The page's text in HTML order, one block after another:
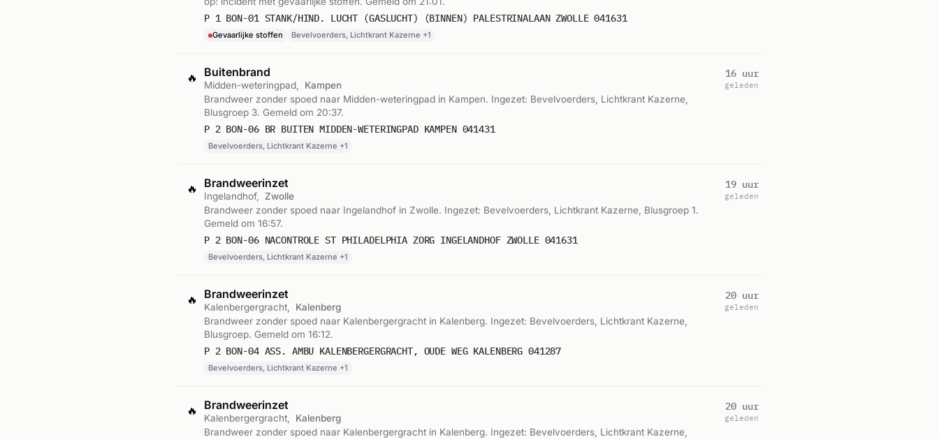
P 1 BON-01 STANK/HIND. LUCHT (GASLUCHT) (BINNEN) PALESTRINALAAN ZWOLLE 041631
Gevaarlijke stoffen Bevelvoerders, Lichtkrant Kazerne +1
🔥 Buitenbrand
Midden-weteringpad,
Kampen
Brandweer zonder spoed naar Midden-weteringpad in Kampen. Ingezet: Bevelvoerders, Lichtkrant Kazerne,
Blusgroep 3. Gemeld om 20:37.
P 2 BON-06 BR BUITEN MIDDEN-WETERINGPAD KAMPEN 041431
Bevelvoerders, Lichtkrant Kazerne +1
16 uur
geleden
🔥 Brandweerinzet
Ingelandhof, Zwolle
Brandweer zonder spoed naar Ingelandhof in Zwolle. Ingezet: Bevelvoerders, Lichtkrant Kazerne, Blusgroep 1.
Gemeld om 16:57.
P 2 BON-06 NACONTROLE ST PHILADELPHIA ZORG INGELANDHOF ZWOLLE 041631
Bevelvoerders, Lichtkrant Kazerne +1
19 uur
geleden
🔥 Brandweerinzet
Kalenbergergracht,
Kalenberg
Brandweer zonder spoed naar Kalenbergergracht in Kalenberg. Ingezet: Bevelvoerders, Lichtkrant Kazerne,
Blusgroep. Gemeld om 16:12.
P 2 BON-04 ASS. AMBU KALENBERGERGRACHT, OUDE WEG KALENBERG 041287
Bevelvoerders, Lichtkrant Kazerne +1
20 uur
geleden
🔥 Brandweerinzet
Kalenbergergracht,
Kalenberg
Brandweer zonder spoed naar Kalenbergergracht in Kalenberg. Ingezet: Bevelvoerders, Lichtkrant Kazerne,
20 uur
geleden